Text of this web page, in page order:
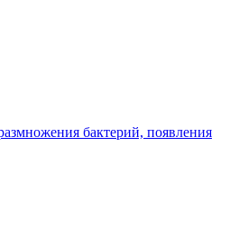
бактерий, появления